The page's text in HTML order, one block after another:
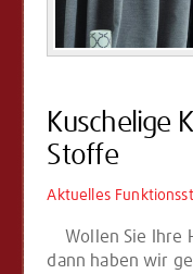
Kuschelige
Stoffe
Aktuelles
Wollen Sie Ihre
dann haben wir